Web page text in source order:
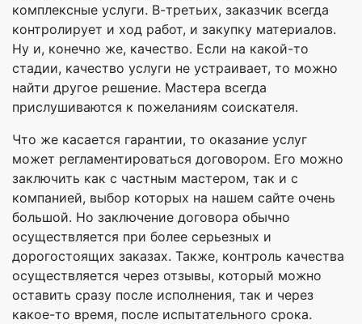
комплексные услуги. В-третьих, заказчик всегда
контролирует и ход работ, и закупку материалов.
Ну и, конечно же, качество. Если на какой-то
стадии, качество услуги не устраивает, то можно
найти другое решение. Мастера всегда
прислушиваются к пожеланиям соискателя.
Что же касается гарантии, то оказание услуг
может регламентироваться договором. Его можно
заключить как с частным мастером, так и с
компанией, выбор которых на нашем сайте очень
большой. Но заключение договора обычно
осуществляется при более серьезных и
дорогостоящих заказах. Также, контроль качества
осуществляется через отзывы, который можно
оставить сразу после исполнения, так и через
какое-то время, после испытательного срока.